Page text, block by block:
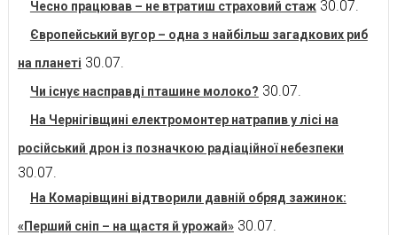
Чесно працював – не втратиш страховий стаж 30.07.
Європейський вугор – одна з найбільш загадкових риб
на планеті 30.07.
Чи існує насправді пташине молоко? 30.07.
На Чернігівщині електромонтер натрапив у лісі на
російський дрон із позначкою радіаційної небезпеки
30.07.
На Комарівщині відтворили давній обряд зажинок:
«Перший сніп – на щастя й урожай» 30.07.